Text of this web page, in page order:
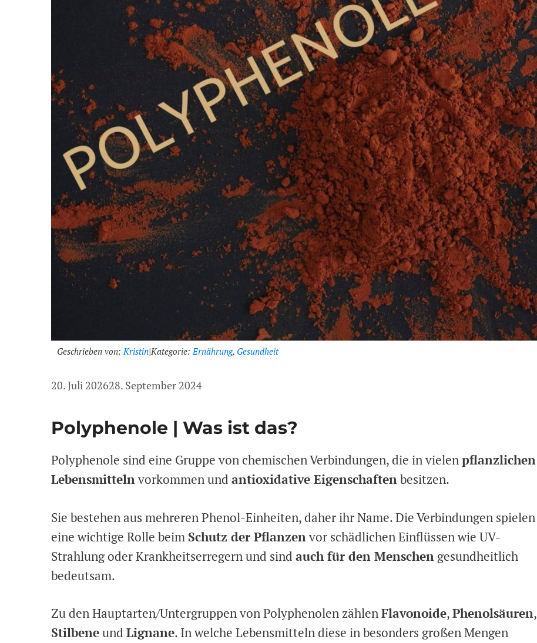
Geschrieben von:Kristin|Kategorie:Ernährung, Gesundheit
20. Juli 202628. September 2024
Polyphenole | Was ist das?
Polyphenole sind eine Gruppe von chemischen Verbindungen, die in vielenpflanzlichen
Lebensmittelnvorkommen und antioxidative Eigenschaftenbesitzen.
Sie bestehen aus mehreren Phenol-Einheiten, daher ihr Name. Die Verbindungen spielen
eine wichtige Rolle beim Schutz der Pflanzenvor schädlichen Einflüssen wie UV-
Strahlung oder Krankheitserregern und sind auch für den Menschen gesundheitlich
bedeutsam.
Zu den Hauptarten/Untergruppen von Polyphenolen zählenFlavonoide,Phenolsäuren,
Stilbeneund Lignane. In welche Lebensmitteln diese in besonders großen Mengen